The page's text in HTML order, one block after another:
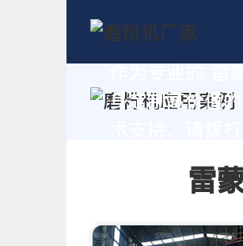
身定制高价值
雷